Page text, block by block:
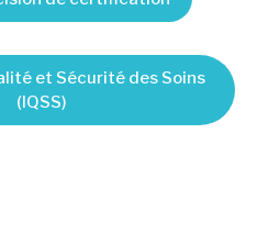
et Sécurité des Soins
(IQSS)